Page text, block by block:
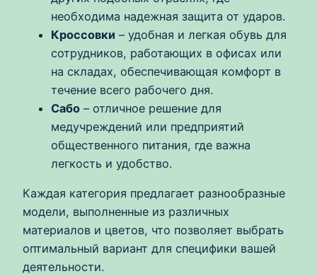
необходима надежная защита от ударов.
Кроссовки – удобная и легкая обувь для
сотрудников, работающих в офисах или
на складах, обеспечивающая комфорт в
течение всего рабочего дня.
Сабо – отличное решение для
медучреждений или предприятий
общественного питания, где важна
легкость и удобство.
Каждая категория предлагает разнообразные
модели, выполненные из различных
материалов и цветов, что позволяет выбрать
оптимальный вариант для специфики вашей
деятельности.